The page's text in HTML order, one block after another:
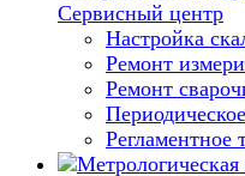
Сервисный центр
Настройка
Ремонт
Ремонт
Регламентное